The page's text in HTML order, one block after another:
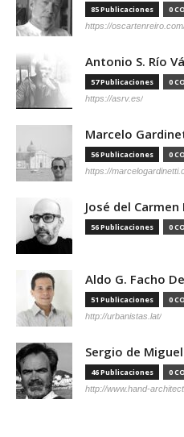
85 Publicaciones 0
https://
Antonio S. Río
57 Publicaciones 0
https://asrv.es/
Marcelo
56 Publicaciones 0
https://
José del
56 Publicaciones 0
Aldo G. Facho
51 Publicaciones 0
http://urbanistas.lat/
Sergio de
46 Publicaciones 0
http://www.hand-